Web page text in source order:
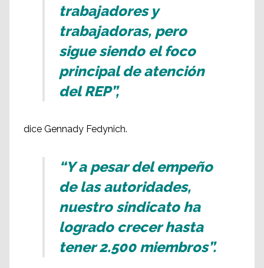
trabajadores y
trabajadoras, pero
sigue siendo el foco
principal de atención
del REP”,
dice Gennady Fedynich.
“Y a pesar del empeño
de las autoridades,
nuestro sindicato ha
logrado crecer hasta
tener 2.500 miembros”.